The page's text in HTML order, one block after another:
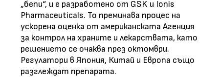
„бепи“, и е разработено от GSK и Ionis
Pharmaceuticals. То преминава процес на
ускорена оценка от американската Агенция
за контрол на храните и лекарствата, като
решението се очаква през октомври.
Регулатори в Япония, Китай и Европа също
разглеждат препарата.